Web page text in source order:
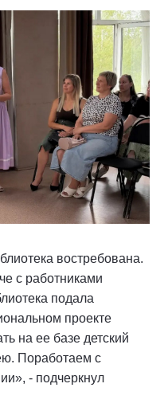
востребована.
с работниками
подала
проекте
на ее базе детский
Поработаем с
- подчеркнул